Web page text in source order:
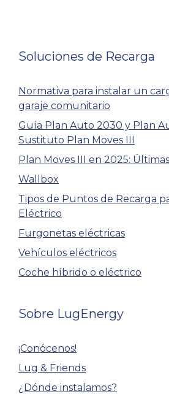
Soluciones de Recarga
Normativa para instalar un
garaje comunitario
Guía Plan Auto 2030 y Plan
Sustituto Plan Moves III
Plan Moves III en 2025:
Wallbox
Tipos de Puntos de Recarga
Eléctrico
Furgonetas eléctricas
Vehículos eléctricos
Coche híbrido o eléctrico
Sobre LugEnergy
¡Conócenos!
Lug & Friends
¿Dónde instalamos?